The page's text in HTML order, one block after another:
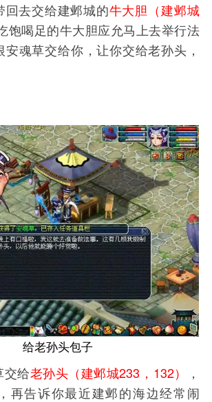
回去交给建邺城的牛大胆（建邺城
饱喝足的牛大胆应允马上去举行法
魂草交给你，让你交给老孙头，
给老孙头包子
给老孙头（建邺城233，132）
，
再告诉你最近建邺的海边经常闹